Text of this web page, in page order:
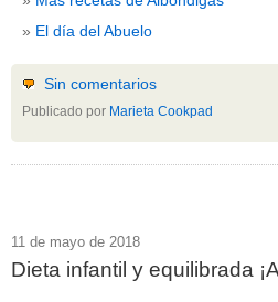
El día del Abuelo
Sin comentarios
Publicado por Marieta Cookpad
11 de mayo de 2018
Dieta infantil y equilibrada